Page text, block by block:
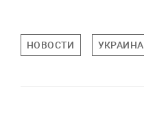
НОВОСТИ УКРАИНА